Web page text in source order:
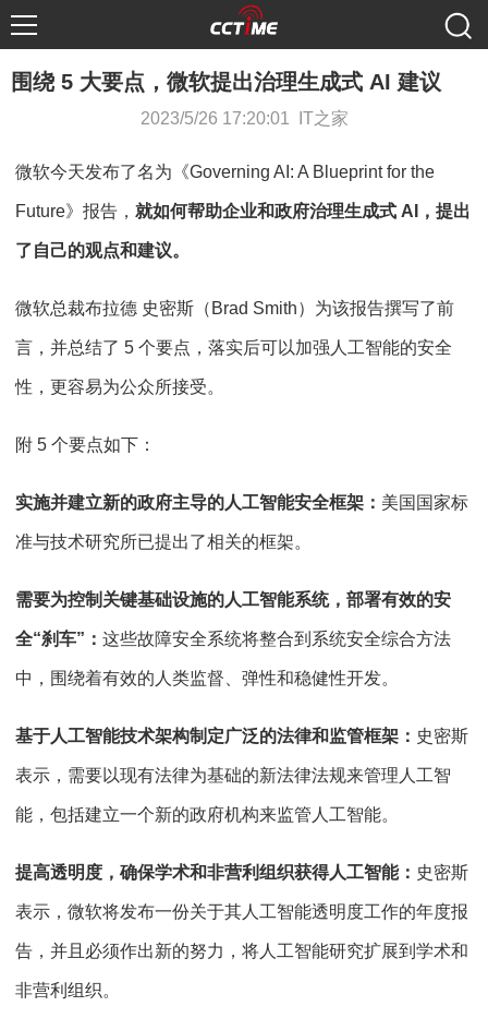
围绕 5 大要点，微软提出治理生成式 AI 建议
2023/5/26 17:20:01 IT之家
微软今天发布了名为《Governing AI: A Blueprint for the
Future》报告， 就如何帮助企业和政府治理生成式 AI，提出
了自己的观点和建议。
微软总裁布拉德 史密斯（Brad Smith）为该报告撰写了前
言，并总结了 5 个要点，落实后可以加强人工智能的安全
性，更容易为公众所接受。
附 5 个要点如下：
实施并建立新的政府主导的人工智能安全框架： 美国国家标
准与技术研究所已提出了相关的框架。
需要为控制关键基础设施的人工智能系统，部署有效的安
全“刹车”： 这些故障安全系统将整合到系统安全综合方法
中，围绕着有效的人类监督、弹性和稳健性开发。
基于人工智能技术架构制定广泛的法律和监管框架： 史密斯
表示，需要以现有法律为基础的新法律法规来管理人工智
能，包括建立一个新的政府机构来监管人工智能。
提高透明度，确保学术和非营利组织获得人工智能： 史密斯
表示，微软将发布一份关于其人工智能透明度工作的年度报
告，并且必须作出新的努力，将人工智能研究扩展到学术和
非营利组织。